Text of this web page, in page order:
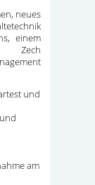
neues
einem
Zech
und
am